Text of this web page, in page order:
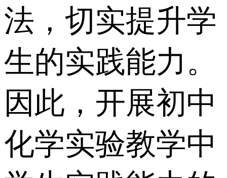
法，切实提升学
生的实践能力。
因此，开展初中
化学实验教学中